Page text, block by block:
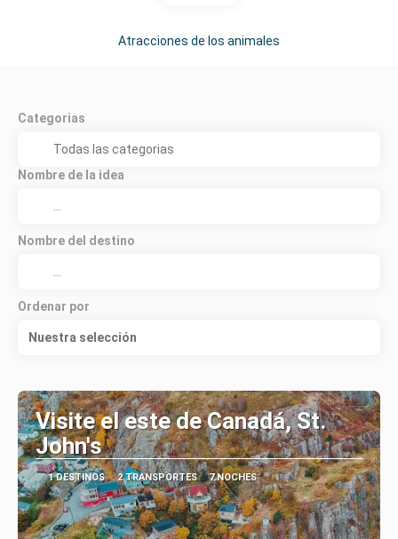
Atracciones de los animales
Categorias
Nombre de la idea
Nombre del destino
Ordenar por
Nuestra selección
Visite el este de Canadá, St.
John's
1 DESTINOS 2 TRANSPORTES 7 NOCHES